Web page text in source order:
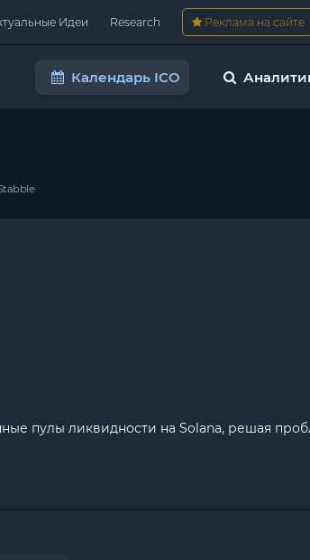
Идеи Research Реклама на сайте
Календарь ICO
пулы ликвидности на Solana, решая